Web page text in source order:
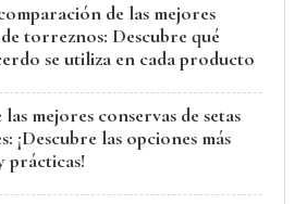
de las mejores
torreznos: Descubre qué
se utiliza en cada producto
mejores conservas de setas
¡Descubre las opciones más
prácticas!